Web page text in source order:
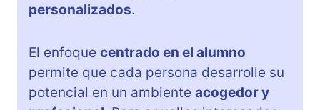
personalizados.
El enfoque centrado en el alumno
permite que cada persona desarrolle su
potencial en un ambiente acogedor y